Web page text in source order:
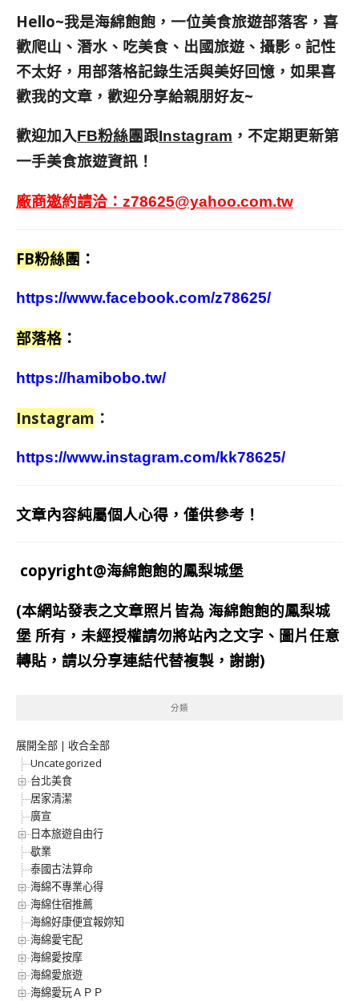
Hello~我是海綿飽飽，一位美食旅遊部落客， 喜
歡爬山、潛水、吃美食、出國旅遊、攝影。 記性
不太好，用部落格記錄生活與美好回憶， 如果喜
歡我的文章，歡迎分享給親朋好友~
歡迎加入FB粉絲團跟Instagram ，不定期更新第
一手美食旅遊資訊！
廠商邀約請洽： z78625@yahoo.com.tw
FB粉絲團 ：
https://www.facebook.com/z78625/
部落格 ：
https://hamibobo.tw/
Instagram ：
https://www.instagram.com/kk78625/
文章內容純屬個人心得，僅供參考！
copyright@海綿飽飽的鳳梨城堡
(本網站發表之文章照片皆為 海綿飽飽的鳳梨城
堡 所有，未經授權請勿將站內之文字、圖片任意
轉貼，請以分享連結代替複製，謝謝)
分類
展開全部 | 收合全部
Uncategorized
台北美食
居家清潔
廣宣
日本旅遊自由行
歇業
泰國古法算命
海綿不專業心得
海綿住宿推薦
海綿好康便宜報妳知
海綿愛宅配
海綿愛按摩
海綿愛旅遊
海綿愛玩ＡＰＰ